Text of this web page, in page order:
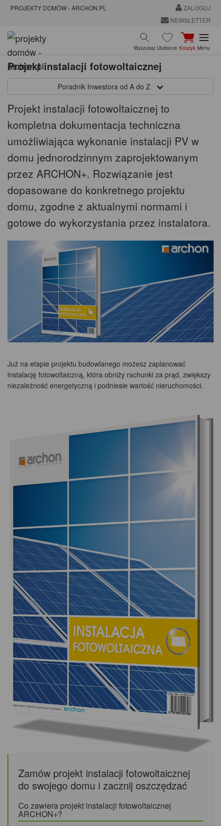
PROJEKTY DOMÓW - ARCHON.PL
ZALOGUJ
NEWSLETTER
Wyszukaj Ulubione Koszyk Menu
Projekt instalacji fotowoltaicznej
Poradnik Inwestora od A do Z
Projekt instalacji fotowoltaicznej to
kompletna dokumentacja techniczna
umożliwiająca wykonanie instalacji PV w
domu jednorodzinnym zaprojektowanym
przez ARCHON+. Rozwiązanie jest
dopasowane do konkretnego projektu
domu, zgodne z aktualnymi normami i
gotowe do wykorzystania przez instalatora.
Już na etapie projektu budowlanego możesz zaplanować
instalację fotowoltaiczną, która obniży rachunki za prąd, zwiększy
niezależność energetyczną i podniesie wartość nieruchomości.
Zamów projekt instalacji fotowoltaicznej
do swojego domu i zacznij oszczędzać
Co zawiera projekt instalacji fotowoltaicznej
ARCHON+?